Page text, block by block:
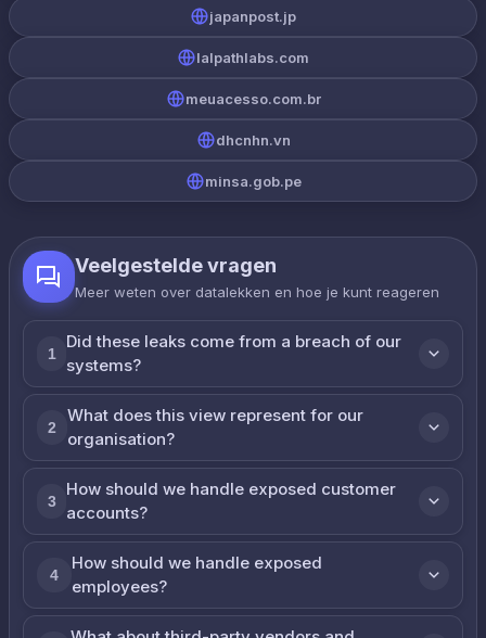
japanpost.jp
lalpathlabs.com
meuacesso.com.br
dhcnhn.vn
minsa.gob.pe
Veelgestelde vragen
Meer weten over datalekken en hoe je kunt reageren
1
Did these leaks come from a breach of our
systems?
2
What does this view represent for our
organisation?
3
How should we handle exposed customer
accounts?
4
How should we handle exposed
employees?